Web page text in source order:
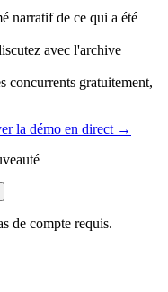
narratif de ce qui a été
avec l'archive
concurrents gratuitement,
la démo en direct →
de compte requis.